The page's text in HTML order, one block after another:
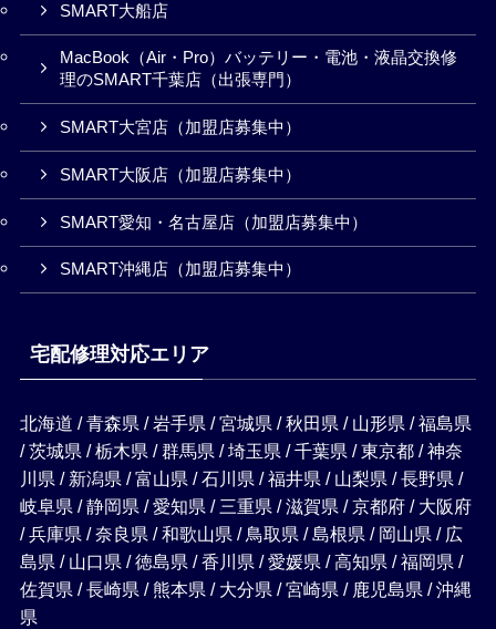
SMART大船店
MacBook（Air・Pro）バッテリー・電池・液晶交換修
理のSMART千葉店（出張専門）
SMART大宮店（加盟店募集中）
SMART大阪店（加盟店募集中）
SMART愛知・名古屋店（加盟店募集中）
SMART沖縄店（加盟店募集中）
宅配修理対応エリア
北海道 / 青森県 / 岩手県 / 宮城県 / 秋田県 / 山形県 / 福島県
/ 茨城県 / 栃木県 / 群馬県 / 埼玉県 / 千葉県 / 東京都 / 神奈
川県 / 新潟県 / 富山県 / 石川県 / 福井県 / 山梨県 / 長野県 /
岐阜県 / 静岡県 / 愛知県 / 三重県 / 滋賀県 / 京都府 / 大阪府
/ 兵庫県 / 奈良県 / 和歌山県 / 鳥取県 / 島根県 / 岡山県 / 広
島県 / 山口県 / 徳島県 / 香川県 / 愛媛県 / 高知県 / 福岡県 /
佐賀県 / 長崎県 / 熊本県 / 大分県 / 宮崎県 / 鹿児島県 / 沖縄
県